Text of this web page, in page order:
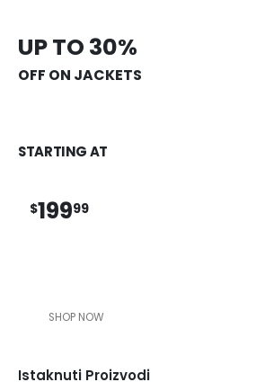
UP TO 30%
OFF ON JACKETS
STARTING AT
$19999
SHOP NOW
Istaknuti Proizvodi